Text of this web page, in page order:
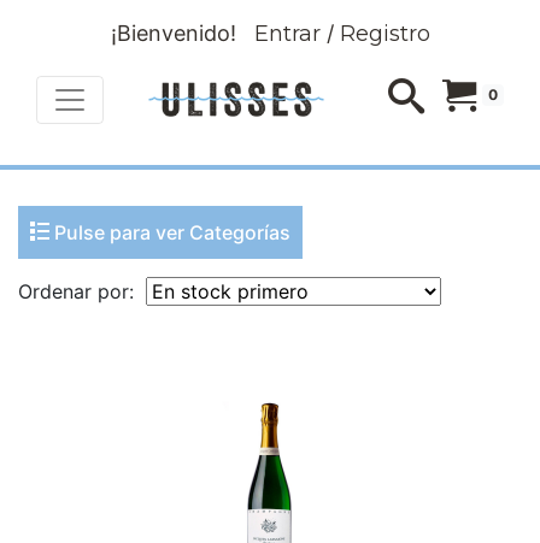
¡Bienvenido! Entrar/ Registro
0
Pulse para ver Categorías
Ordenar por: